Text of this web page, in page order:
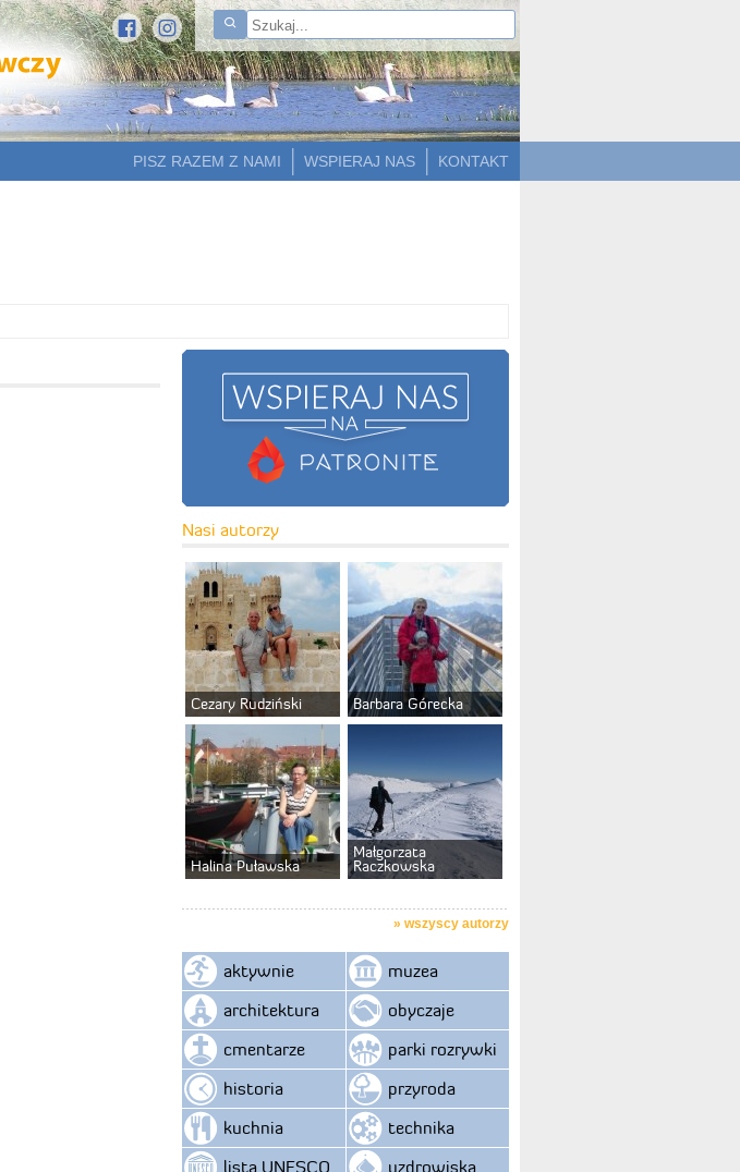
KONTAKT
WSPIERAJ NAS
PISZ RAZEM Z NAMI
Nasi autorzy
Cezary Rudziński Barbara Górecka
Halina Puławska
Małgorzata
Raczkowska
» wszyscy autorzy
aktywnie
architektura
cmentarze
historia
kuchnia
lista UNESCO
muzea
obyczaje
parki rozrywki
przyroda
technika
uzdrowiska